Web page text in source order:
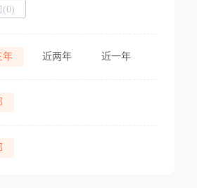
(0)
年 近两年 近一年